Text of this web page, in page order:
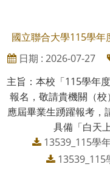
國立聯合大學115學
日期 : 2026-07-27
主旨：本校「115學年
報名，敬請貴機關（
應屆畢業生踴躍報考，
具備「白天
13539_115學